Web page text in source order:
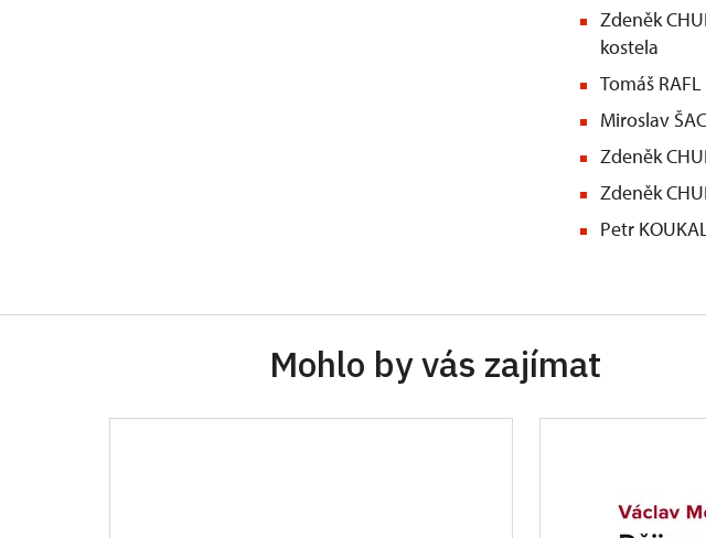
Zdeněk
kostela
Tomáš
Miroslav
Zdeněk
Zdeněk
Petr
Mohlo by vás zajímat